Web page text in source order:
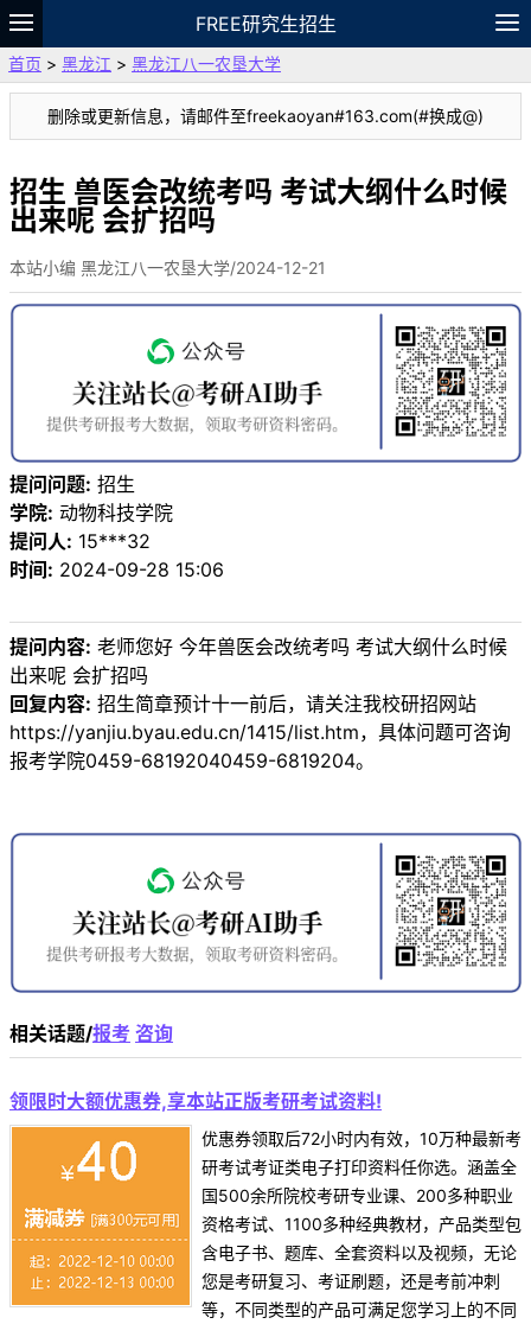
FREE研究生招生
题库
故事 专题 APP
VIP
资料
首页 > 黑龙江 > 黑龙江八一农垦大学
删除或更新信息，请邮件至freekaoyan#163.com(#换成@)
招生 兽医会改统考吗 考试大纲什么时候
出来呢 会扩招吗
本站小编 黑龙江八一农垦大学/2024-12-21
提问问题: 招生
学院: 动物科技学院
提问人: 15***32
时间: 2024-09-28 15:06
提问内容: 老师您好 今年兽医会改统考吗 考试大纲什么时候
出来呢 会扩招吗
回复内容: 招生简章预计十一前后，请关注我校研招网站
https://yanjiu.byau.edu.cn/1415/list.htm，具体问题可咨询
报考学院0459-68192040459-6819204。
相关话题/报考 咨询
领限时大额优惠券,享本站正版考研考试资料!
优惠券领取后72小时内有效，10万种最新考
研考试考证类电子打印资料任你选。涵盖全
国500余所院校考研专业课、200多种职业
资格考试、1100多种经典教材，产品类型包
含电子书、题库、全套资料以及视频，无论
您是考研复习、考证刷题，还是考前冲刺
等，不同类型的产品可满足您学习上的不同